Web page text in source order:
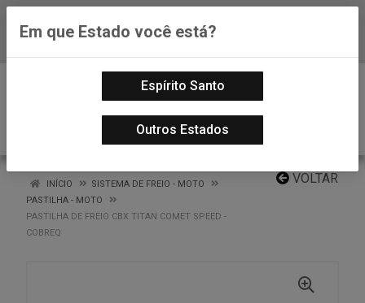
Baixe já nosso APP
VOLTAR
INÍCIO
SISTEMA DE FREIO - MOTO
PASTILHA - MOTO
PASTILHA DE FREIO CBX TITAN COMET SPEED -
COBREQ
Em que Estado você está?
Espírito Santo
Outros Estados